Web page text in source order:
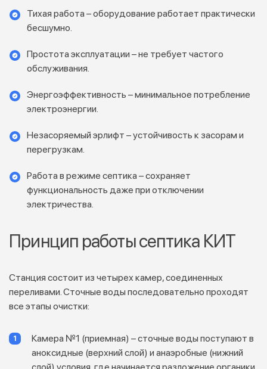
Тихая работа – оборудование работает практически
бесшумно.
Простота эксплуатации – не требует частого
обслуживания.
Энергоэффективность – минимальное потребление
электроэнергии.
Незасоряемый эрлифт – устойчивость к засорам и
перегрузкам.
Работа в режиме септика – сохраняет
функциональность даже при отключении
электричества.
Принцип работы септика КИТ
Станция состоит из четырех камер, соединенных
переливами. Сточные воды последовательно проходят
все этапы очистки:
Камера №1 (приемная) – сточные воды поступают в
аноксидные (верхний слой) и анаэробные (нижний